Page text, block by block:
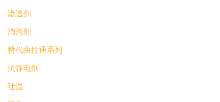
渗透剂
消泡剂
替代曲拉通系列
抗静电剂
吐温